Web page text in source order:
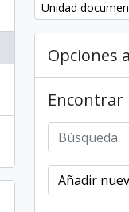
Remove filter:
Unidad
Opciones
Encontrar
Añadir